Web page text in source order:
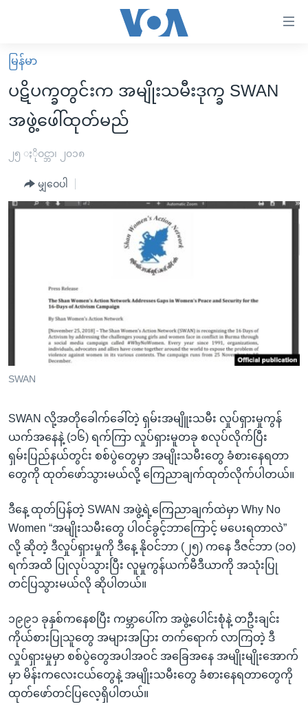
လွယ်ကူ
စေ
သည့်
Link
များ
အကြောင်းအရာ
သို့
ရန်
ရှာဖွေ
ရန်
နေရာ
ကျော်
ရန်
မူလစာမျက်နှာ
မြန်မာ
ကမ္ဘာ့သတင်းများ
နိုင်ငံတကာ
ဗွီဒီယို
ရပ်ဝန်းတခု လမ်းတခု အလွန်
သုတပဒေသာ အင်္ဂလိပ်စာ
ရေဒီယိုနှင့်ရုပ်သံ အချက်အလက်များ
Learning English
ဗွီအိုအေ လူမှုကွန်ယက်များ
ဘာသာစကားများ
မြန်မာ
ပဋိပက္ခတွင်းက အမျိုးသမီးဒုက္ခ SWAN
အဖွဲ့ဖေါ်ထုတ်မည်
၂၅ ႏိုဝင္ဘာ၊ ၂၀၁၈
မျှဝေပါ
SWAN
SWAN လို့အတိုခေါက်ခေါ်တဲ့ ရှမ်းအမျိူးသမီး လှုပ်ရှားမှုကွန်
ယက်အနေနဲ့ (၁၆) ရက်ကြာ လှုပ်ရှားမူတခု စလုပ်လိုက်ပြီး
ရှမ်းပြည်နယ်တွင်း စစ်ပွဲတွေမှာ အမျိုးသမီးတွေ ခံစားနေရတာ
တွေကို ထုတ်ဖော်သွားမယ်လို့ ကြေညာချက်ထုတ်လိုက်ပါတယ်။
ဒီနေ့ ထုတ်ပြန်တဲ့ SWAN အဖွဲ့ရဲ့ကြေညာချက်ထဲမှာ Why No
Women “အမျိုးသမီးတွေ ပါဝင်ခွင့်ဘာကြောင့် မပေးရတာလဲ”
လို့ ဆိုတဲ့ ဒီလှုပ်ရှားမှုကို ဒီနေ့ နိုဝင်ဘာ (၂၅) ကနေ ဒီဇင်ဘာ (၁၀)
ရက်အထိ ပြုလုပ်သွားပြီး လူမှုကွန်ယက်မီဒီယာကို အသုံးပြု
တင်ပြသွားမယ်လို ဆိုပါတယ်။
၁၉၉၁ ခုနှစ်ကနေစပြီး ကမ္ဘာပေါ်က အဖွဲ့ပေါင်းစုံနဲ့ တဦးချင်း
ကိုယ်စားပြုသူတွေ အများအပြား တက်ရောက် လာကြတဲ့ ဒီ
လှုပ်ရှားမှုမှာ စစ်ပွဲတွေအပါအဝင် အခြေအနေ အမျိုးမျိုးအောက်
မှာ မိန်းကလေးငယ်တွေနဲ့ အမျိုးသမီးတွေ ခံစားနေရတာတွေကို
ထုတ်ဖော်တင်ပြလေ့ရှိပါတယ်။